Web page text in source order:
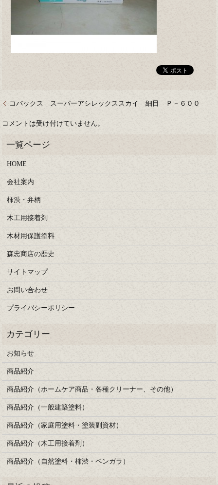
コバックス スーパーアシレックススカイ 細目 Ｐ－６００
コメントは受け付けていません。
HOME
会社案内
柿渋・弁柄
木工用接着剤
木材用保護塗料
森忠商店の歴史
サイトマップ
お問い合わせ
プライバシーポリシー
お知らせ
商品紹介
商品紹介（ホームケア商品・各種クリーナー、その他）
商品紹介（一般建築塗料）
商品紹介（家庭用塗料・塗装副資材）
商品紹介（木工用接着剤）
商品紹介（自然塗料・柿渋・ベンガラ）